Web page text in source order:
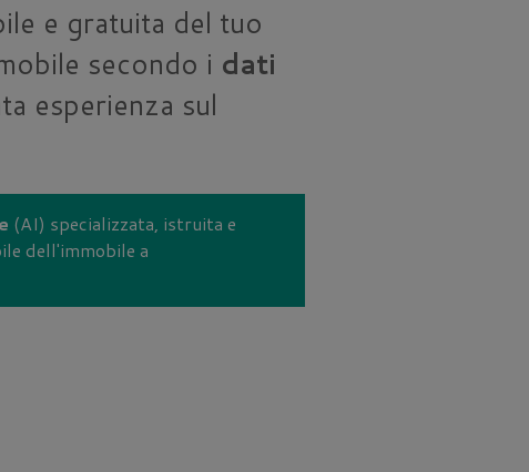
e gratuita del tuo
secondo i dati
esperienza sul
(AI) specializzata, istruita e
dell'immobile a